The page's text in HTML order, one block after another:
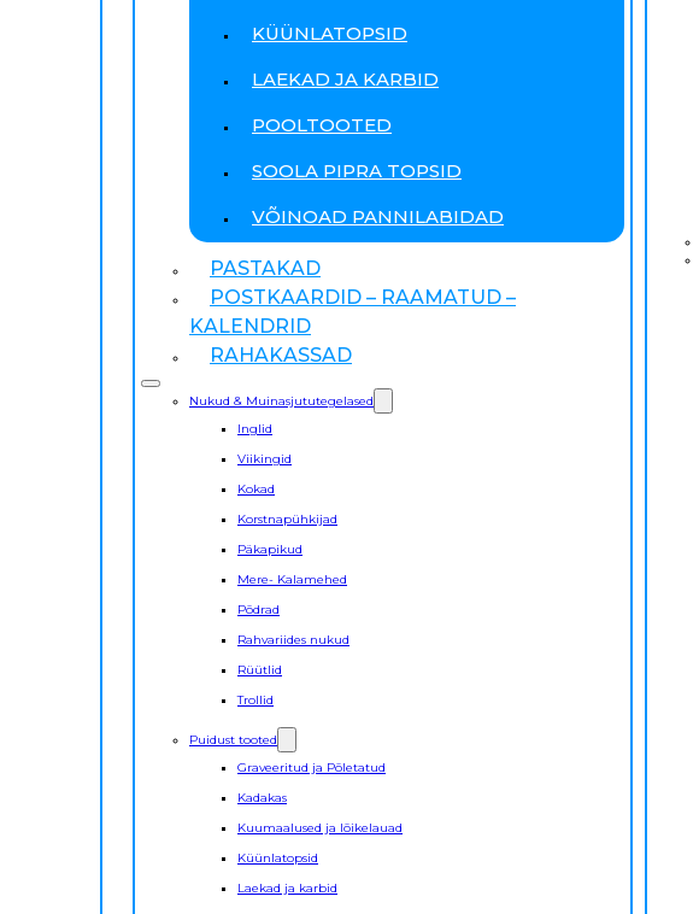
KÜÜNLATOPSID
LAEKAD JA KARBID
POOLTOOTED
SOOLA PIPRA TOPSID
VÕINOAD PANNILABIDAD
PASTAKAD
POSTKAARDID – RAAMATUD –
KALENDRID
RAHAKASSAD
Nukud & Muinasjututegelased
Inglid
Viikingid
Kokad
Korstnapühkijad
Päkapikud
Mere- Kalamehed
Põdrad
Rahvariides nukud
Rüütlid
Trollid
Puidust tooted
Graveeritud ja Põletatud
Kadakas
Kuumaalused ja lõikelauad
Küünlatopsid
Laekad ja karbid